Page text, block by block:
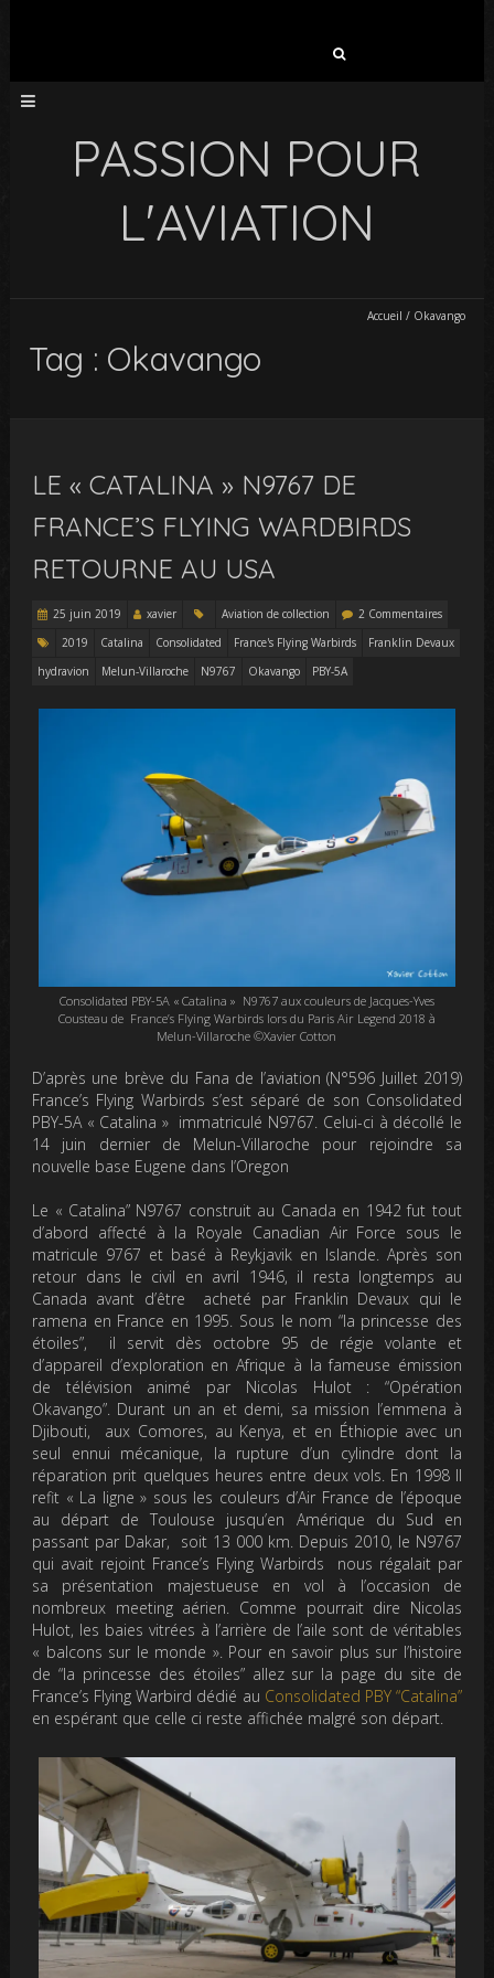
PASSION POUR
L'AVIATION
Accueil / Okavango
Tag : Okavango
LE « CATALINA » N9767 DE
FRANCE’S FLYING WARDBIRDS
RETOURNE AU USA
25 juin 2019 xavier Aviation de collection
2 Commentaires
2019
Catalina Consolidated France's Flying Warbirds
Franklin Devaux
hydravion
Melun-Villaroche N9767 Okavango PBY-5A
Consolidated PBY-5A « Catalina » N9767 aux couleurs de Jacques-Yves
Cousteau de France’s Flying Warbirds lors du Paris Air Legend 2018 à
Melun-Villaroche ©Xavier Cotton
D’après une brève du Fana de l’aviation (N°596 Juillet 2019)
France’s Flying Warbirds s’est séparé de son Consolidated
PBY-5A « Catalina » immatriculé N9767. Celui-ci à décollé le
14 juin dernier de Melun-Villaroche pour rejoindre sa
nouvelle base Eugene dans l’Oregon
Le « Catalina” N9767 construit au Canada en 1942 fut tout
d’abord affecté à la Royale Canadian Air Force sous le
matricule 9767 et basé à Reykjavik en Islande. Après son
retour dans le civil en avril 1946, il resta longtemps au
Canada avant d’être acheté par Franklin Devaux qui le
ramena en France en 1995. Sous le nom “la princesse des
étoiles”, il servit dès octobre 95 de régie volante et
d’appareil d’exploration en Afrique à la fameuse émission
de télévision animé par Nicolas Hulot : “Opération
Okavango”. Durant un an et demi, sa mission l’emmena à
Djibouti, aux Comores, au Kenya, et en Éthiopie avec un
seul ennui mécanique, la rupture d’un cylindre dont la
réparation prit quelques heures entre deux vols. En 1998 Il
refit « La ligne » sous les couleurs d’Air France de l’époque
au départ de Toulouse jusqu’en Amérique du Sud en
passant par Dakar, soit 13 000 km. Depuis 2010, le N9767
qui avait rejoint France’s Flying Warbirds nous régalait par
sa présentation majestueuse en vol à l’occasion de
nombreux meeting aérien. Comme pourrait dire Nicolas
Hulot, les baies vitrées à l’arrière de l’aile sont de véritables
« balcons sur le monde ». Pour en savoir plus sur l’histoire
de “la princesse des étoiles” allez sur la page du site de
France’s Flying Warbird dédié au Consolidated PBY “Catalina”
en espérant que celle ci reste affichée malgré son départ.